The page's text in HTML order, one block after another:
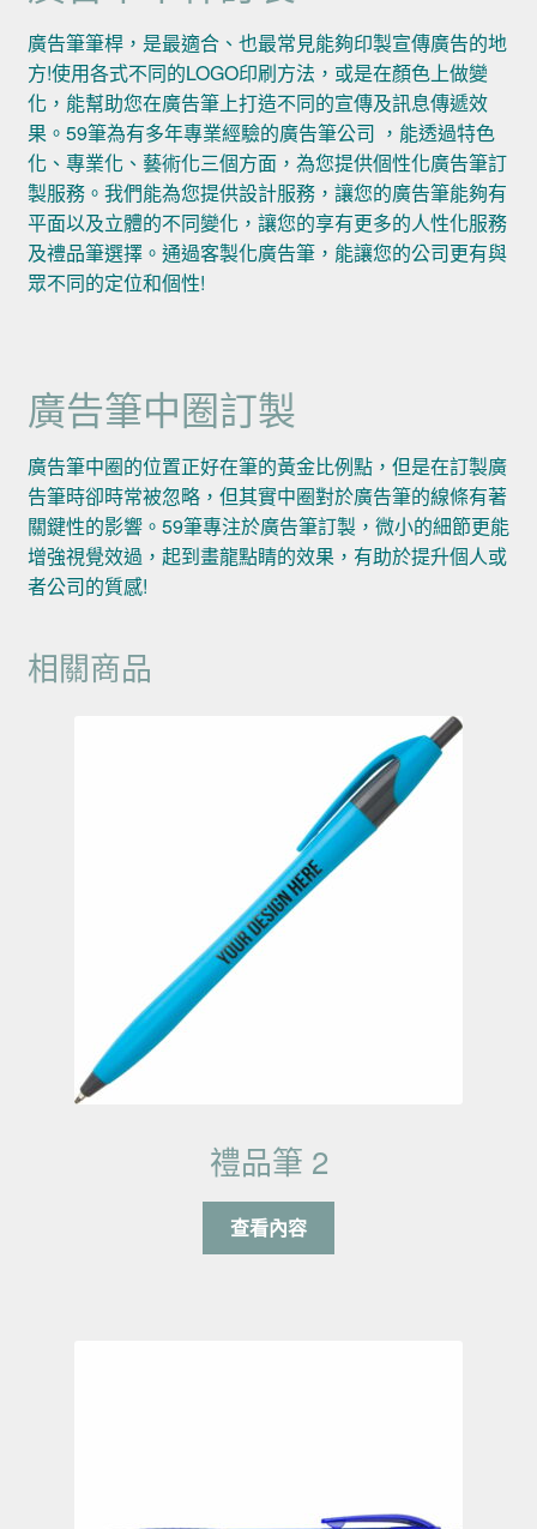
廣告筆筆桿，是最適合、也最常見能夠印製宣傳廣告的地
方!使用各式不同的LOGO印刷方法，或是在顏色上做變
化，能幫助您在廣告筆上打造不同的宣傳及訊息傳遞效
果。59筆為有多年專業經驗的廣告筆公司 ，能透過特色
化、專業化、藝術化三個方面，為您提供個性化廣告筆訂
製服務。我們能為您提供設計服務，讓您的廣告筆能夠有
平面以及立體的不同變化，讓您的享有更多的人性化服務
及禮品筆選擇。通過客製化廣告筆，能讓您的公司更有與
眾不同的定位和個性!
廣告筆中圈訂製
廣告筆中圈的位置正好在筆的黃金比例點，但是在訂製廣
告筆時卻時常被忽略，但其實中圈對於廣告筆的線條有著
關鍵性的影響。59筆專注於廣告筆訂製，微小的細節更能
增強視覺效過，起到畫龍點睛的效果，有助於提升個人或
者公司的質感!
相關商品
禮品筆 2
查看內容